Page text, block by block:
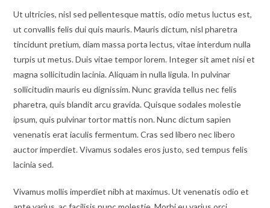
Ut ultricies, nisl sed pellentesque mattis, odio metus luctus est,
ut convallis felis dui quis mauris. Mauris dictum, nisl pharetra
tincidunt pretium, diam massa porta lectus, vitae interdum nulla
turpis ut metus. Duis vitae tempor lorem. Integer sit amet nisi et
magna sollicitudin lacinia. Aliquam in nulla ligula. In pulvinar
sollicitudin mauris eu dignissim. Nunc gravida tellus nec felis
pharetra, quis blandit arcu gravida. Quisque sodales molestie
ipsum, quis pulvinar tortor mattis non. Nunc dictum sapien
venenatis erat iaculis fermentum. Cras sed libero nec libero
auctor imperdiet. Vivamus sodales eros justo, sed tempus felis
lacinia sed.
Vivamus mollis imperdiet nibh at maximus. Ut venenatis odio et